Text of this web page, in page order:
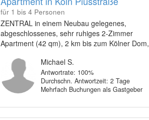
für 1 bis 4 Personen
ZENTRAL in einem Neubau gelegenes,
abgeschlossenes, sehr ruhiges 2-Zimmer
Apartment (42 qm), 2 km bis zum Kölner Dom,
Michael S.
Antwortrate: 100%
Durchschn. Antwortzeit: 2 Tage
Mehrfach Buchungen als Gastgeber